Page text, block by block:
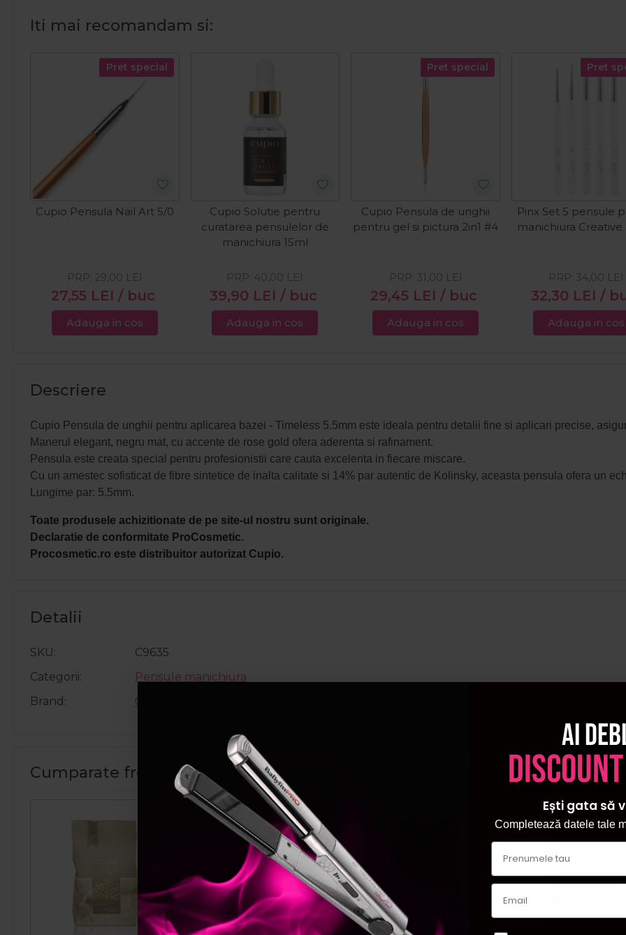
Iti mai recomandam si:
Pret special
Cupio Pensula Nail Art 5/0
27,55 LEI / buc
PRP: 29,00 LEI
Adauga in cos
Cupio Solutie pentru
curatarea pensulelor de
manichiura 15ml
39,90 LEI / buc
PRP: 40,00 LEI
Adauga in cos
Pret special
Cupio Pensula de unghii
pentru gel si pictura 2in1 #4
29,45 LEI / buc
PRP: 31,00 LEI
Adauga in cos
Pret
Pinx Set 5 pensule
manichiura Creative
32,30 LEI /
PRP: 34,00 LEI
Adauga in cos
Descriere
Cupio Pensula de unghii pentru aplicarea bazei - Timeless 5.5mm este ideala pentru detalii fine si aplicari precise,
Manerul elegant, negru mat, cu accente de rose gold ofera aderenta si rafinament.
Pensula este creata special pentru profesionistii care cauta excelenta in fiecare miscare.
Cu un amestec sofisticat de fibre sintetice de inalta calitate si 14% par autentic de Kolinsky, aceasta pensula ofera un
Lungime par: 5.5mm.
Toate produsele achizitionate de pe site-ul nostru sunt originale.
Declaratie de conformitate ProCosmetic.
Procosmetic.ro este distribuitor autorizat Cupio.
Detalii
SKU
C9635
Categorii
Pensule manichiura
Brand
Cupio
Cumparate frecvent impreuna:
Pret special Pret
Ai
Ești gata să
Completează datele tale